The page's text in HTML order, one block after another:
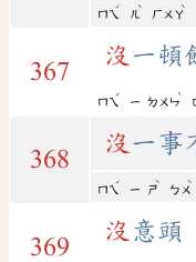
ㄇㄟ
ˊ
ㄦ
ˋ
ㄏㄨㄚ
ˋ
367
沒 一頓
ㄇㄟ
ˊ
ㄧ ㄉㄨㄣ
ˋ
368
沒 一事
ㄇㄟ
ˊ
ㄧ ㄕ
ˋ
ㄅㄨ
ˋ
369
沒 意頭